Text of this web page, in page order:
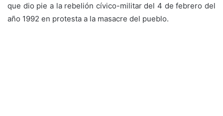
que dio pie a la rebelión cívico-militar del 4 de febrero del
año 1992 en protesta a la masacre del pueblo.